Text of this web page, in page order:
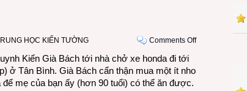
HỌC KIẾN TƯỜNG Comments Offon
Kiến Già Bách tới nhà chở xe honda đi tới
ở Tân Bình. Già Bách cẩn thận mua một ít nho
mẹ của bạn ấy (hơn 90 tuổi) có thể ăn được.